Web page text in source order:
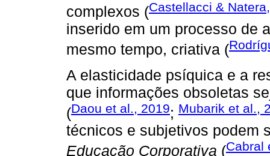
complexos (Castellacci &
inserido em um processo de
mesmo tempo, criativa (
A elasticidade psíquica e a
que informações obsoletas
(Daou et al., 2019; Mubarik et al.,
técnicos e subjetivos podem
Educação Corporativa (Cabral